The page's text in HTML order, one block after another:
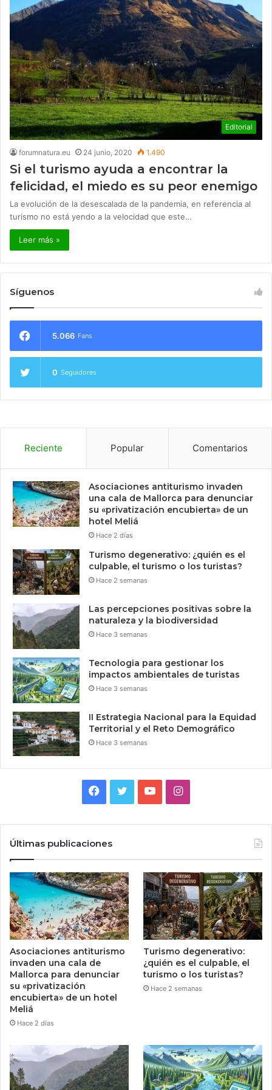
Editorial
forumnatura.eu 24 junio, 2020 1.490
Si el turismo ayuda a encontrar la
felicidad, el miedo es su peor enemigo
La evolución de la desescalada de la pandemia, en referencia al
turismo no está yendo a la velocidad que este…
Leer más »
Síguenos
5.066 Fans
0 Seguidores
Reciente Popular Comentarios
Asociaciones antiturismo invaden
una cala de Mallorca para denunciar
su «privatización encubierta» de un
hotel Meliá
Hace 2 días
Turismo degenerativo: ¿quién es el
culpable, el turismo o los turistas?
Hace 2 semanas
Las percepciones positivas sobre la
naturaleza y la biodiversidad
Hace 3 semanas
Tecnologia para gestionar los
impactos ambientales de turistas
Hace 3 semanas
II Estrategia Nacional para la Equidad
Territorial y el Reto Demográfico
Hace 3 semanas
Facebook
TwitterYouTubeInstagram
Últimas publicaciones
Asociaciones antiturismo
invaden una cala de
Mallorca para denunciar
su «privatización
encubierta» de un hotel
Meliá
Hace 2 días
Turismo degenerativo:
¿quién es el culpable, el
turismo o los turistas?
Hace 2 semanas